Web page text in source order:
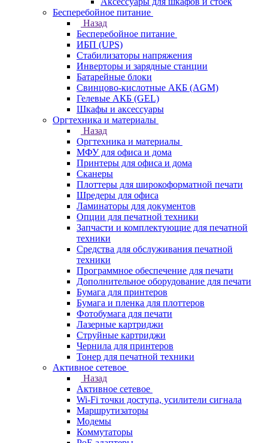
Бесперебойное питание
Назад
Бесперебойное питание
ИБП (UPS)
Стабилизаторы напряжения
Инверторы и зарядные станции
Батарейные блоки
Свинцово-кислотные АКБ (AGM)
Гелевые АКБ (GEL)
Шкафы и аксессуары
Оргтехника и материалы
Назад
Оргтехника и материалы
МФУ для офиса и дома
Принтеры для офиса и дома
Сканеры
Плоттеры для широкоформатной печати
Шредеры для офиса
Ламинаторы для документов
Опции для печатной техники
Запчасти и комплектующие для печатной
техники
Средства для обслуживания печатной
техники
Программное обеспечение для печати
Дополнительное оборудование для печати
Бумага для принтеров
Бумага и пленка для плоттеров
Фотобумага для печати
Лазерные картриджи
Струйные картриджи
Чернила для принтеров
Тонер для печатной техники
Активное сетевое
Назад
Активное сетевое
Wi-Fi точки доступа, усилители сигнала
Маршрутизаторы
Модемы
Коммутаторы